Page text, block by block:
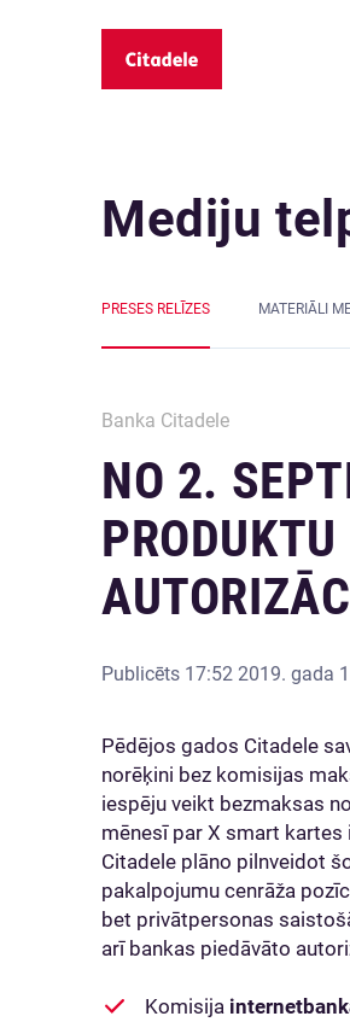
Mediju
PRESES RELĪZES MATERIĀLI
Banka Citadele
NO 2.
Publicēts 17:52 2019. gada
Pēdējos gados Citadele
norēķini bez komisijas
iespēju veikt bezmaksas
mēnesī par X smart
Citadele plāno pilnveidot
pakalpojumu cenrāža
bet privātpersonas
arī bankas piedāvāto
Komisija